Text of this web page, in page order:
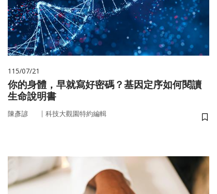
115/07/21
你的身體，早就寫好密碼？基因定序如何閱讀
生命說明書
陳彥諺 ｜ 科技大觀園特約編輯
儲